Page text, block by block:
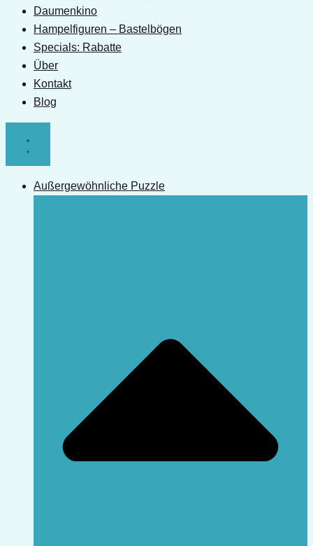
Daumenkino
Hampelfiguren – Bastelbögen
Specials: Rabatte
Über
Kontakt
Blog
Außergewöhnliche Puzzle